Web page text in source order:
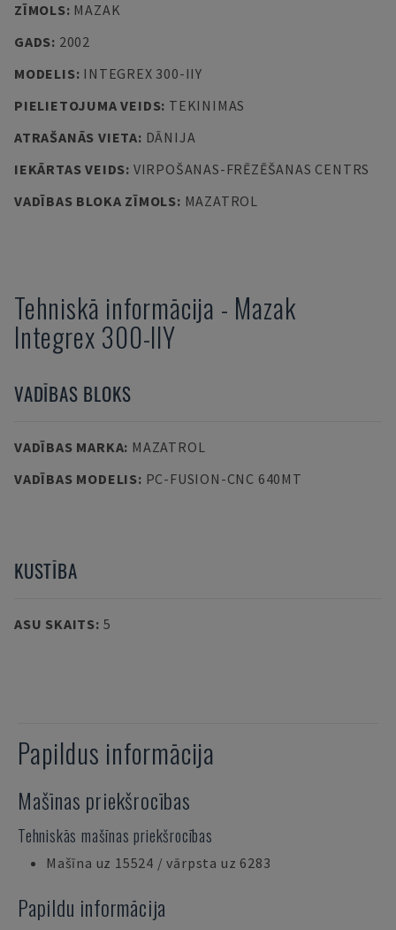
ZĪMOLS: MAZAK
GADS: 2002
MODELIS: INTEGREX 300-IIY
PIELIETOJUMA VEIDS: TEKINIMAS
ATRAŠANĀS VIETA: DĀNIJA
IEKĀRTAS VEIDS: VIRPOŠANAS-FRĒZĒŠANAS CENTRS
VADĪBAS BLOKA ZĪMOLS: MAZATROL
Tehniskā informācija - Mazak
Integrex 300-IIY
VADĪBAS BLOKS
VADĪBAS MARKA: MAZATROL
VADĪBAS MODELIS: PC-FUSION-CNC 640MT
KUSTĪBA
ASU SKAITS: 5
Papildus informācija
Mašīnas priekšrocības
Tehniskās mašīnas priekšrocības
Mašīna uz 15524 / vārpsta uz 6283
Papildu informācija